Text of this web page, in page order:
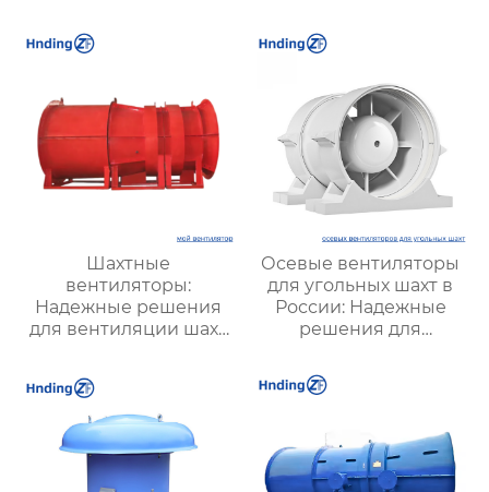
надежной вентиляции
оптимизации работы
Шахтные
вентиляторы:
Надежные решения
для вентиляции шахт
| Купить с доставкой
Осевые вентиляторы
для угольных шахт в
России: Надежные
решения для
вентиляции и
безопасности